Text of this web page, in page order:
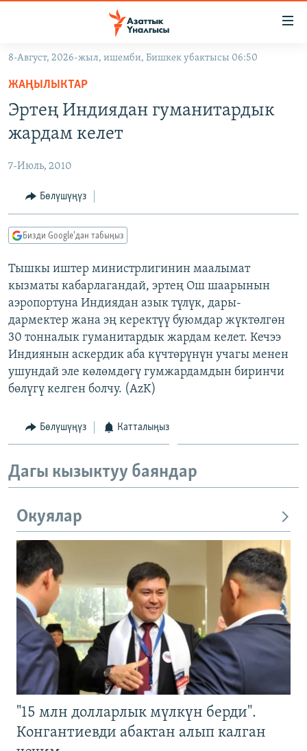
Навигацияга
өтүңүз
Издөөгө
салыңыз
ЭКОНОМИКА
МАДАНИЯТ
ДҮЙНӨ
БОРБОР АЗИЯ
УКРАИНА
АТАЙЫН ИЛИКТӨӨ
ТВ ПРОГРАММАЛАР
ЭКСПЕРТТЕР ТАЛДАЙТ
БИЗ ЖАНА ДҮЙНӨ
ЭЖЕ-СИҢДИЛЕР
ЫҢГАЙСЫЗ СУРООЛОР
ӨЗГӨЧӨ ПИКИР
Русский
ОНЛАЙН ШЕРИНЕ
8-Август, 2026-жыл, ишемби, Бишкек убактысы 06:50
ЖАҢЫЛЫКТАР
Эртең Индиядан гуманитардык
жардам келет
7-Июль, 2010
Бөлүшүңүз
Бизди Google'дан табыңыз
Тышкы иштер министрлигинин маалымат
кызматы кабарлагандай, эртең Ош шаарынын
аэропортуна Индиядан азык түлүк, дары-
дармектер жана эң керектүү буюмдар жүктөлгөн
30 тонналык гуманитардык жардам келет. Кечээ
Индиянын аскердик аба күчтөрүнүн учагы менен
ушундай эле көлөмдөгү гумжардамдын биринчи
бөлүгү келген болчу. (AzK)
Бөлүшүңүз Катталыңыз
Дагы кызыктуу баяндар
Окуялар
"15 млн долларлык мүлкүн берди".
Конгантиевди абактан алып калган